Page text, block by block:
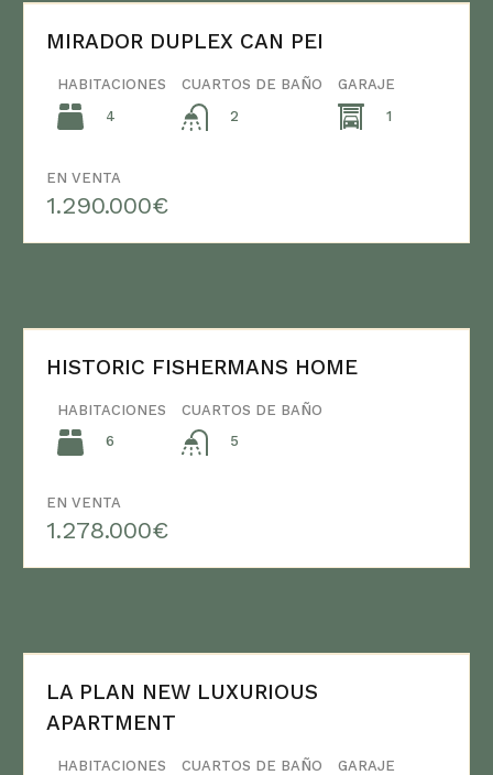
MIRADOR DUPLEX CAN PEI
HABITACIONES
4
CUARTOS DE BAÑO
2
GARAJE
1
EN VENTA
1.290.000€
HISTORIC FISHERMANS HOME
HABITACIONES
6
CUARTOS DE BAÑO
5
EN VENTA
1.278.000€
LA PLAN NEW LUXURIOUS
APARTMENT
HABITACIONES
CUARTOS DE BAÑO
GARAJE